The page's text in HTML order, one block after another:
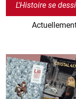
L'Histoire se